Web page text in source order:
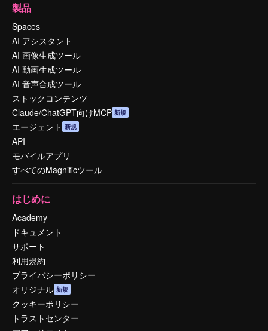
製品
Spaces
AI アシスタント
AI 画像生成ツール
AI 動画生成ツール
AI 音声合成ツール
ストックコンテンツ
Claude/ChatGPT向けMCP 新規
エージェント 新規
API
モバイルアプリ
すべてのMagnificツール
はじめに
Academy
ドキュメント
サポート
利用規約
プライバシーポリシー
オリジナル 新規
クッキーポリシー
トラストセンター